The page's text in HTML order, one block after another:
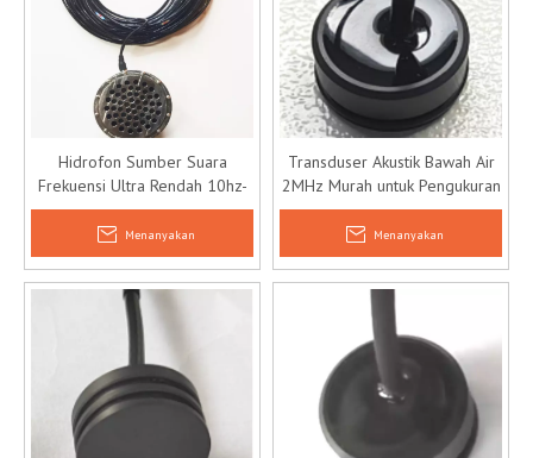
Hidrofon Sumber Suara
Frekuensi Ultra Rendah 10hz-
150khz untuk Air Dangkal
Menanyakan
Transduser Akustik Bawah Air
2MHz Murah untuk Pengukuran
Kedalaman
Menanyakan